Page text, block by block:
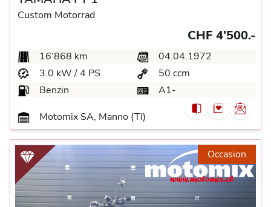
Custom Motorrad
CHF 4’500.-
16’868 km
04.04.1972
3.0 kW / 4 PS
50 ccm
Benzin
A1-
Motomix SA, Manno (TI)
Occasion